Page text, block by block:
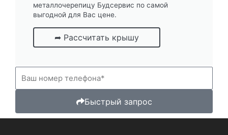
металлочерепицу Будсервис по самой
выгодной для Вас цене.
➦ Рассчитать крышу
л
о
Быстрый запрос